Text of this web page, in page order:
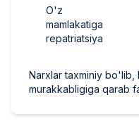
O'z
mamlakatiga
repatriatsiya
Narxlar taxminiy bo'lib,
murakkabligiga qarab